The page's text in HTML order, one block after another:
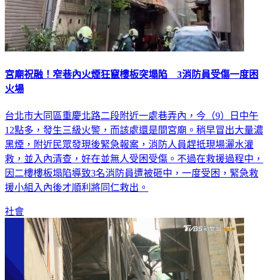
宮廟祝融！窄巷內火煙狂竄樓板突塌陷 3消防員受傷一度困
火場
台北市大同區重慶北路二段附近一處巷弄內，今（9）日中午
12點多，發生三級火警，而該處還是間宮廟。稍早冒出大量濃
黑煙，附近民眾發現後緊急報案，消防人員趕抵現場灑水灌
救，並入內清查，好在並無人受困受傷。不過在救援過程中，
因二樓樓板塌陷導致3名消防員遭被砸中，一度受困，緊急救
援小組入內後才順利將同仁救出。
社會